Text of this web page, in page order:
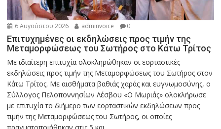
6 Αυγούστου 2026 adminvoice 0
Επιτυχημένες οι εκδηλώσεις προς τιμήν της
Μεταμορφώσεως του Σωτήρος στο Κάτω Τρίτος
Με ιδιαίτερη επιτυχία ολοκληρώθηκαν οι εορταστικές
εκδηλώσεις προς τιμήν της Μεταμορφώσεως του Σωτήρος στον
Κάτω Τρίτος. Με αισθήματα βαθιάς χαράς και ευγνωμοσύνης, ο
Σύλλογος Πελοποννησίων Λέσβου «Ο Μωριάς» ολοκλήρωσε
με επιτυχία το διήμερο των εορταστικών εκδηλώσεων προς
τιμήν της Μεταμορφώσεως του Σωτήρος, οι οποίες
πραγματοποιήθηκαν στις 5 και...